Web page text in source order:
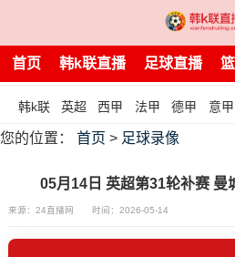
首页 韩k联直播 足球直播
韩k联 英超 西甲 法甲 德甲 意甲
您的位置： 首页 > 足球录像
05月14日 英超第31轮补赛 曼
来源：24直播网 时间：2026-05-14